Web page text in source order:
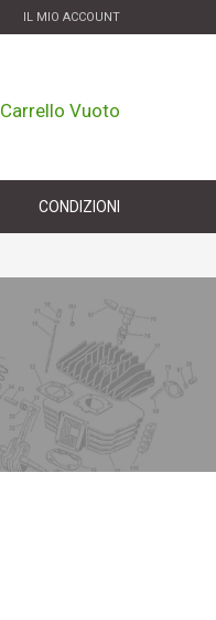
IL MIO ACCOUNT
Carrello Vuoto
CONDIZIONI